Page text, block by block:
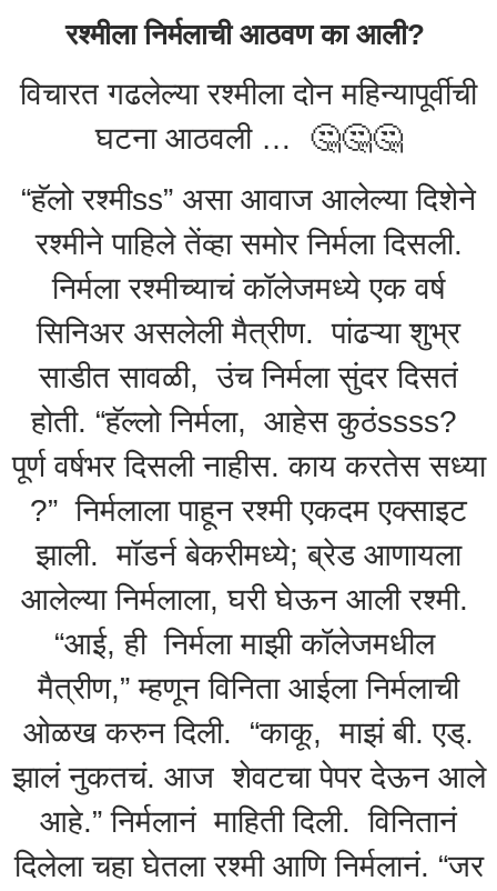
रश्मीला निर्मलाची आठवण का आली?
विचारत गढलेल्या रश्मीला दोन महिन्यापूर्वीची
घटना आठवली … 🤔🤔🤔
“हॅलो रश्मीss” असा आवाज आलेल्या दिशेने
रश्मीने पाहिले तेंव्हा समोर निर्मला दिसली.
निर्मला रश्मीच्याचं कॉलेजमध्ये एक वर्ष
सिनिअर असलेली मैत्रीण. पांढऱ्या शुभ्र
साडीत सावळी, उंच निर्मला सुंदर दिसतं
होती. “हॅल्लो निर्मला, आहेस कुठंssss?
पूर्ण वर्षभर दिसली नाहीस. काय करतेस सध्या
?” निर्मलाला पाहून रश्मी एकदम एक्साइट
झाली. मॉडर्न बेकरीमध्ये; ब्रेड आणायला
आलेल्या निर्मलाला, घरी घेऊन आली रश्मी.
“आई, ही निर्मला माझी कॉलेजमधील
मैत्रीण,” म्हणून विनिता आईला निर्मलाची
ओळख करुन दिली. “काकू, माझं बी. एड्.
झालं नुकतचं. आज शेवटचा पेपर देऊन आले
आहे.” निर्मलानं माहिती दिली. विनितानं
दिलेला चहा घेतला रश्मी आणि निर्मलानं. “जर